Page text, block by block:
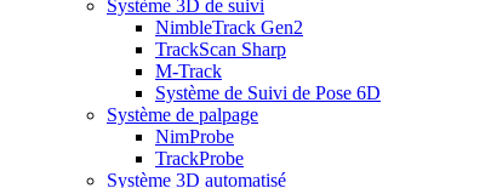
Système 3D de suivi
NimbleTrack Gen2
TrackScan Sharp
M-Track
Système de Suivi de Pose 6D
Système de palpage
NimProbe
TrackProbe
Système 3D automatisé